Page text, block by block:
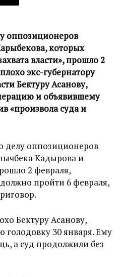
оппозиционеров
которых
власти», прошло 2
экс-губернатору
Бектуру Асанову,
и объявившему
«произвола суда и
делу оппозиционеров
Кадырова и
2 февраля,
пройти 6 февраля,
Бектуру Асанову,
голодовку 30 января. Ему
а суд продолжили без